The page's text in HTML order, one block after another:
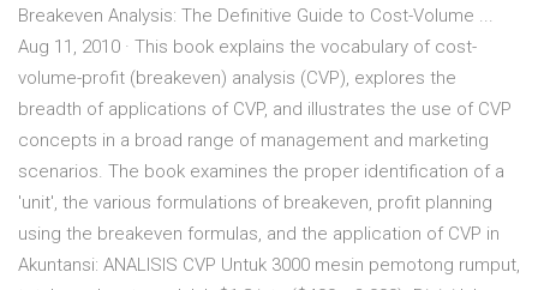
Breakeven Analysis: The Definitive Guide to Cost-Volume ...
Aug 11, 2010 · This book explains the vocabulary of cost-
volume-profit (breakeven) analysis (CVP), explores the
breadth of applications of CVP, and illustrates the use of CVP
concepts in a broad range of management and marketing
scenarios. The book examines the proper identification of a
'unit', the various formulations of breakeven, profit planning
using the breakeven formulas, and the application of CVP in
Akuntansi: ANALISIS CVP Untuk 3000 mesin pemotong rumput,